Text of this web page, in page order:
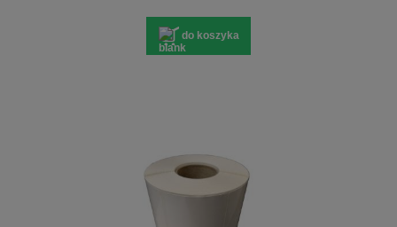
do koszyka